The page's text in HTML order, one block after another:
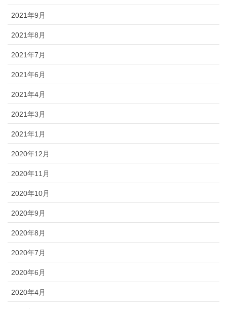
2021年9月
2021年8月
2021年7月
2021年6月
2021年4月
2021年3月
2021年1月
2020年12月
2020年11月
2020年10月
2020年9月
2020年8月
2020年7月
2020年6月
2020年4月